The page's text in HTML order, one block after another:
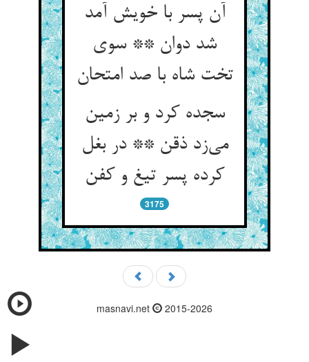
آن پسر با خویش آمد
شد دوان ** سوی
تخت شاه با صد امتحان
سجده کرد و بر زمین
می‌زد ذقن ** در بغل
کرده پسر تیغ و کفن
3175
masnavi.net 2015-2026